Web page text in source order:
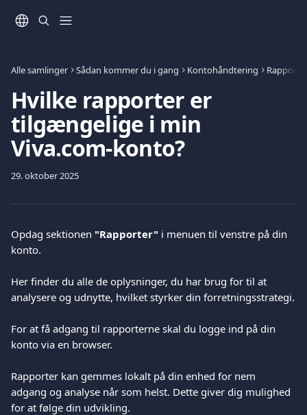
Alle samlinger Sådan kommer du i gang Kontohåndtering
Hvilke rapporter er
tilgængelige i min
Viva.com-konto?
29. oktober 2025
Opdag sektionen "Rapporter" i menuen til venstre på din
konto.
Her finder du alle de oplysninger, du har brug for til at
analysere og udnytte, hvilket styrker din forretningsstrategi.
For at få adgang til rapporterne skal du logge ind på din
konto via en browser.
Rapporter kan gemmes lokalt på din enhed for nem
adgang og analyse når som helst. Dette giver dig mulighed
for at følge din udvikling.